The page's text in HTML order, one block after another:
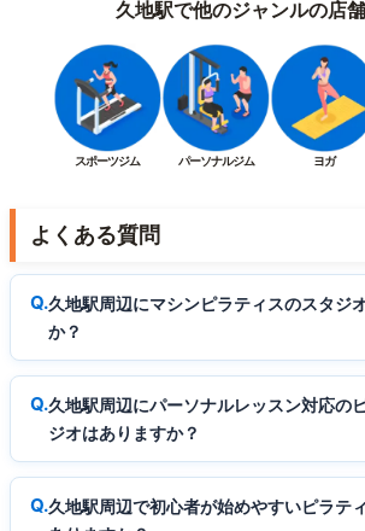
久地駅で他のジャンルの店
スポーツジム パーソナルジム ヨガ
よくある質問
久地駅周辺にマシンピラティスのスタジ
か？
久地駅周辺にパーソナルレッスン対応の
ジオはありますか？
久地駅周辺で初心者が始めやすいピラテ